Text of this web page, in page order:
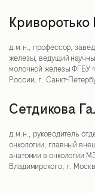
д.м.н., профессор,
железы, ведущий
молочной железы ФГБУ
России, г. Санкт-
Сетдикова
д.м.н., руководитель
онкологии, главный
анатомии в
Владимирского, г.